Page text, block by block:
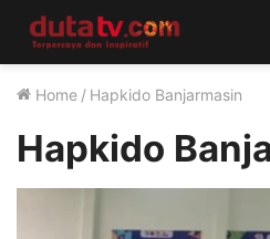
Home / Hapkido Banjarmasin
Hapkido